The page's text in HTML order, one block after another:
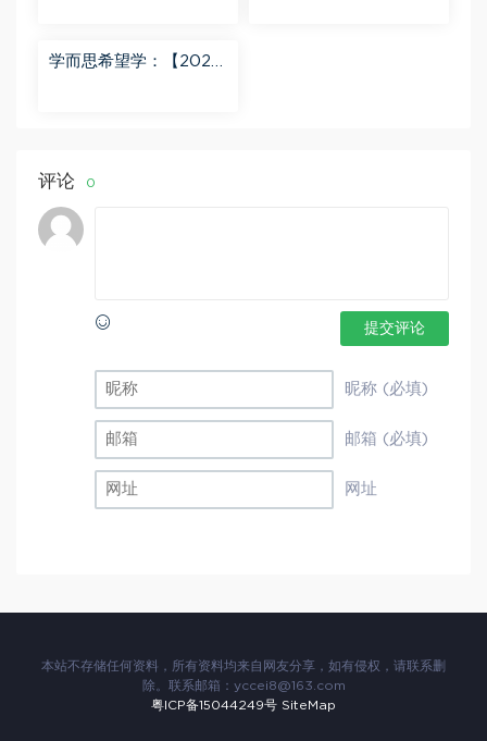
学而思希望学：【2023
评论 0
提交评论
昵称 (必填)
邮箱 (必填)
网址
本站不存储任何资料，所有资料均来自网友分享，如有侵权，请联系删
除。联系邮箱： yccei8@163.com
粤ICP备15044249号 SiteMap